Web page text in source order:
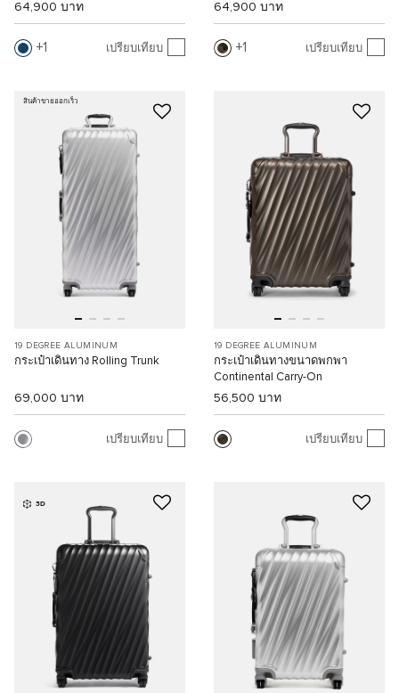
64,900 บาท
1 เปรียบเทียบ
64,900 บาท
1 เปรียบเทียบ
สินค้าขายออกเร็ว
19 DEGREE ALUMINUM
กระเป๋าเดินทาง Rolling Trunk
69,000 บาท
เปรียบเทียบ
19 DEGREE ALUMINUM
กระเป๋าเดินทางขนาดพกพา
Continental Carry-On
56,500 บาท
เปรียบเทียบ
3D